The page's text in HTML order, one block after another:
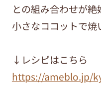
との組み合わせが絶
小さなココットで焼
↓レシピはこちら
https://ameblo.jp/